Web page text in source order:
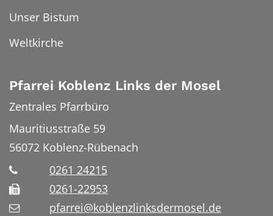
Unser Bistum
Weltkirche
Pfarrei Koblenz Links der Mosel
Zentrales Pfarrbüro
Mauritiusstraße 59
56072 Koblenz-Rübenach
0261 24215
0261-22953
pfarrei@koblenzlinksdermosel.de